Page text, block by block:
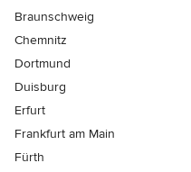
Braunschweig
Chemnitz
Dortmund
Duisburg
Erfurt
Frankfurt am Main
Fürth